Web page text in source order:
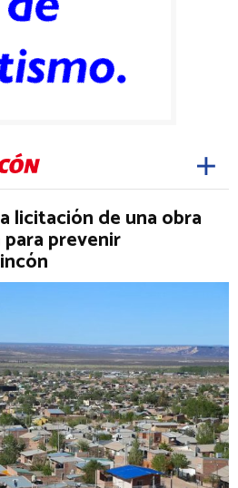
licitación de una obra
prevenir